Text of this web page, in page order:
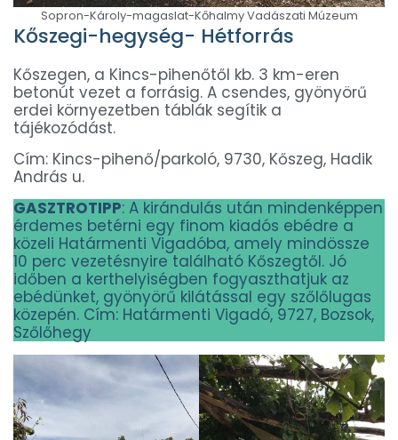
Sopron-Károly-magaslat-Kőhalmy Vadászati Múzeum
Kőszegi-hegység- Hétforrás
Kőszegen, a Kincs-pihenőtől kb. 3 km-eren
betonút vezet a forrásig. A csendes, gyönyörű
erdei környezetben táblák segítik a
tájékozódást.
Cím: Kincs-pihenő/parkoló, 9730, Kőszeg, Hadik
András u.
GASZTROTIPP: A kirándulás után mindenképpen
érdemes betérni egy finom kiadós ebédre a
közeli Határmenti Vigadóba, amely mindössze
10 perc vezetésnyire található Kőszegtől. Jó
időben a kerthelyiségben fogyaszthatjuk az
ebédünket, gyönyörű kilátással egy szőlőlugas
közepén. Cím: Határmenti Vigadó, 9727, Bozsok,
Szőlőhegy